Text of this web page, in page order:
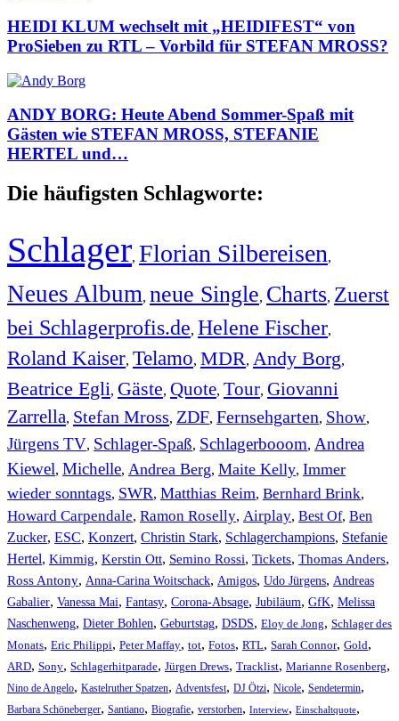
HEIDI KLUM wechselt mit „HEIDIFEST“ von
ProSieben zu RTL – Vorbild für STEFAN MROSS?
ANDY BORG: Heute Abend Sommer-Spaß mit
Gästen wie STEFAN MROSS, STEFANIE
HERTEL und…
Die häufigsten Schlagworte:
Schlager, Florian Silbereisen,
Neues Album, neue Single, Charts, Zuerst
bei Schlagerprofis.de, Helene Fischer,
Roland Kaiser, Telamo, MDR, Andy Borg,
Beatrice Egli, Gäste, Quote, Tour, Giovanni
Zarrella, Stefan Mross, ZDF, Fernsehgarten, Show,
Jürgens TV, Schlager-Spaß, Schlagerbooom, Andrea
Kiewel, Michelle, Andrea Berg, Maite Kelly, Immer
wieder sonntags, SWR, Matthias Reim, Bernhard Brink,
Howard Carpendale, Ramon Roselly, Airplay, Best Of, Ben
Zucker, ESC, Konzert, Christin Stark, Schlagerchampions, Stefanie
Hertel, Kimmig, Kerstin Ott, Semino Rossi, Tickets, Thomas Anders,
Ross Antony, Anna-Carina Woitschack, Amigos, Udo Jürgens, Andreas
Gabalier, Vanessa Mai, Fantasy, Corona-Absage, Jubiläum, GfK, Melissa
Naschenweng, Dieter Bohlen, Geburtstag, DSDS, Eloy de Jong, Schlager des
Monats, Eric Philippi, Peter Maffay, tot, Fotos, RTL, Sarah Connor, Gold,
ARD, Sony, Schlagerhitparade, Jürgen Drews, Tracklist, Marianne Rosenberg,
Nino de Angelo, Kastelruther Spatzen, Adventsfest, DJ Ötzi, Nicole, Sendetermin,
Barbara Schöneberger, Santiano, Biografie, verstorben, Interview, Einschaltquote,